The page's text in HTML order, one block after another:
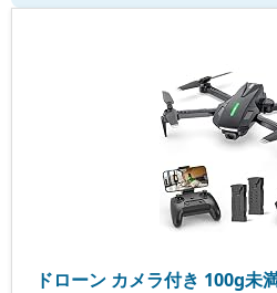
ドローン カメラ付き 100g未